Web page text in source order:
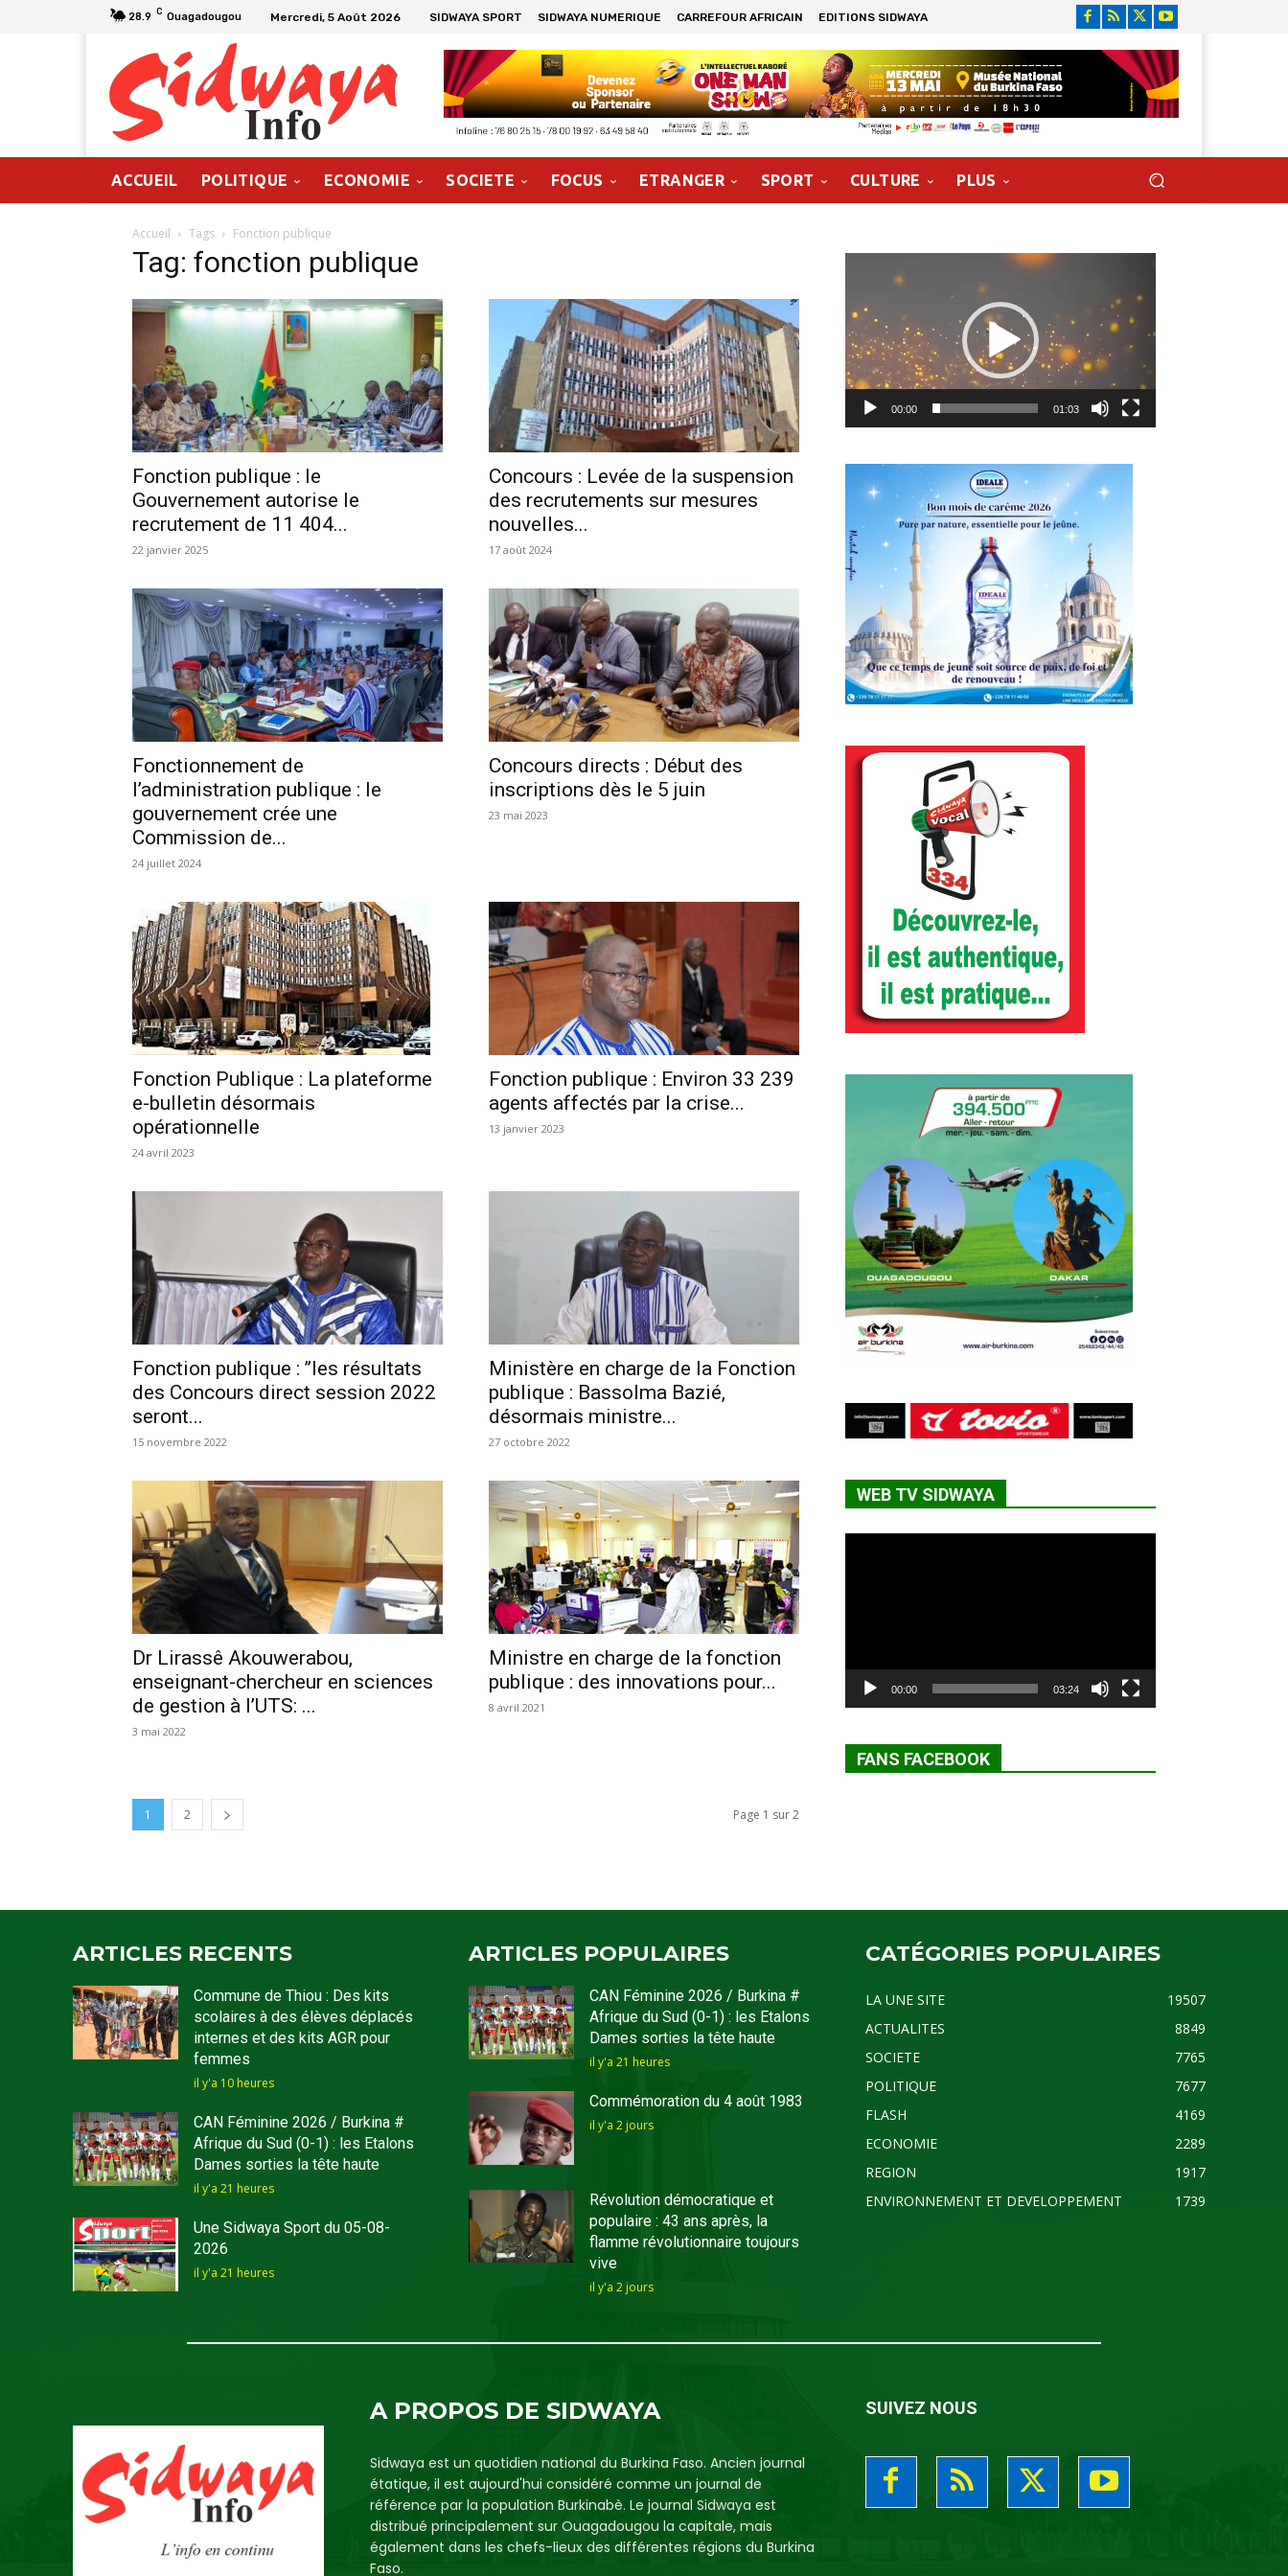
28.9 C Ouagadougou Mercredi, 5 Août 2026 SIDWAYA SPORT SIDWAYA NUMERIQUE CARREFOUR AFRICAIN EDITIONS SIDWAYA
ACCUEIL POLITIQUE ECONOMIE SOCIETE FOCUS ETRANGER SPORT CULTURE PLUS
Accueil Tags Fonction publique
Tag: fonction publique
Fonction publique : le
Gouvernement autorise le
recrutement de 11 404...
22 janvier 2025
Concours : Levée de la suspension
des recrutements sur mesures
nouvelles...
17 août 2024
Fonctionnement de
l’administration publique : le
gouvernement crée une
Commission de...
24 juillet 2024
Concours directs : Début des
inscriptions dès le 5 juin
23 mai 2023
Fonction Publique : La plateforme
e-bulletin désormais
opérationnelle
24 avril 2023
Fonction publique : Environ 33 239
agents affectés par la crise...
13 janvier 2023
Fonction publique : ’’les résultats
des Concours direct session 2022
seront...
15 novembre 2022
Ministère en charge de la Fonction
publique : Bassolma Bazié,
désormais ministre...
27 octobre 2022
Dr Lirassê Akouwerabou,
enseignant-chercheur en sciences
de gestion à l’UTS: ...
3 mai 2022
Ministre en charge de la fonction
publique : des innovations pour...
8 avril 2021
1 2 Page 1 sur 2
00:00 01:03
WEB TV SIDWAYA
00:00 03:24
FANS FACEBOOK
ARTICLES RECENTS
Commune de Thiou : Des kits
scolaires à des élèves déplacés
internes et des kits AGR pour
femmes
il y'a 10 heures
CAN Féminine 2026 / Burkina #
Afrique du Sud (0-1) : les Etalons
Dames sorties la tête haute
il y'a 21 heures
Une Sidwaya Sport du 05-08-
2026
il y'a 21 heures
ARTICLES POPULAIRES
CAN Féminine 2026 / Burkina #
Afrique du Sud (0-1) : les Etalons
Dames sorties la tête haute
il y'a 21 heures
Commémoration du 4 août 1983
il y'a 2 jours
Révolution démocratique et
populaire : 43 ans après, la
flamme révolutionnaire toujours
vive
il y'a 2 jours
CATÉGORIES POPULAIRES
LA UNE SITE
19507
ACTUALITES
8849
SOCIETE
7765
POLITIQUE
7677
FLASH
4169
ECONOMIE
2289
REGION
1917
ENVIRONNEMENT ET DEVELOPPEMENT
1739
A PROPOS DE SIDWAYA
Sidwaya est un quotidien national du Burkina Faso. Ancien journal
étatique, il est aujourd'hui considéré comme un journal de
référence par la population Burkinabè. Le journal Sidwaya est
distribué principalement sur Ouagadougou la capitale, mais
également dans les chefs-lieux des différentes régions du Burkina
Faso.
SUIVEZ NOUS